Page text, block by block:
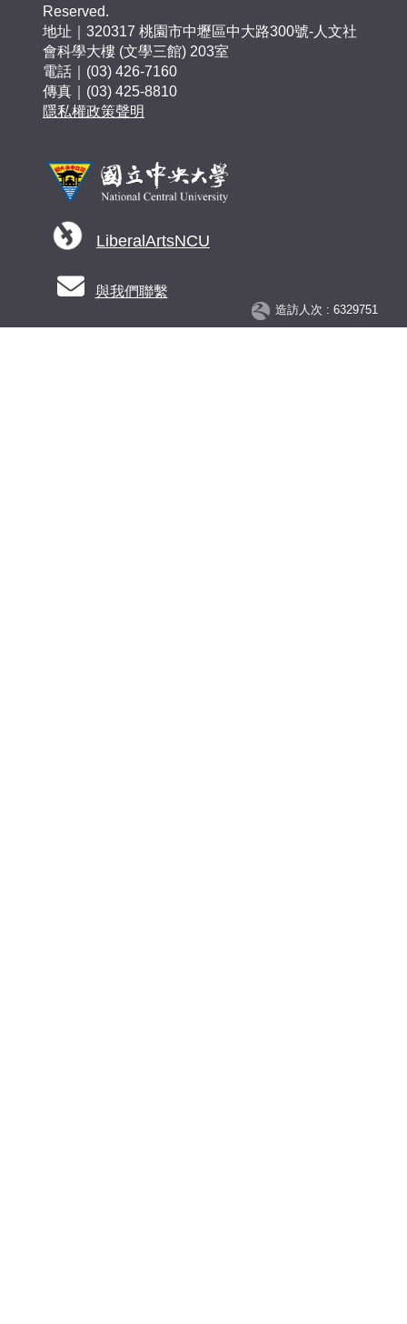
Reserved.
地址｜320317 桃園市中壢區中大路300號-人文社
會科學大樓 (文學三館) 203室
電話｜(03) 426-7160
傳真｜(03) 425-8810
隱私權政策聲明
LiberalArtsNCU
與我們聯繫
造訪人次 : 6329751